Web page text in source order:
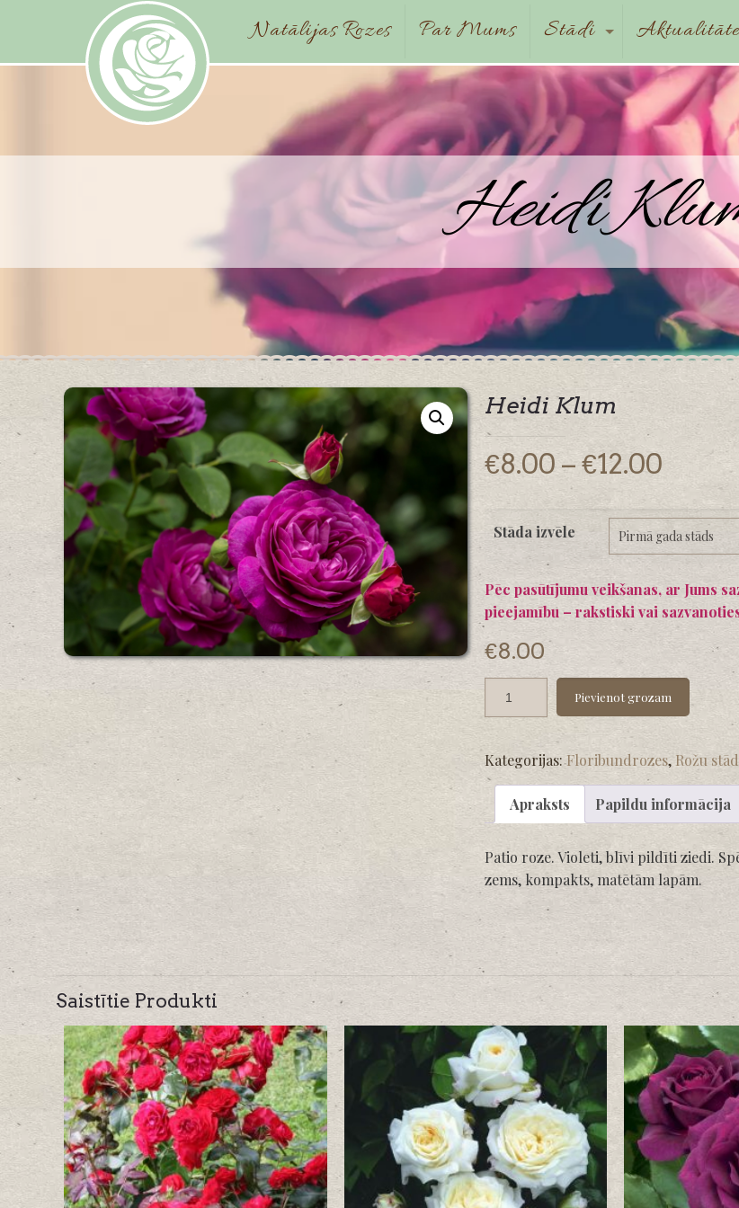
Natālijas Rozes Par Mums Stādi
Heidi
Heidi Klum
€8.00 – €12.00Price
range:
€8.00
Stāda izvēle
Pēc pasūtījumu veikšanas, ar Jums
pieejamību – rakstiski vai
€8.00
Pievienot grozam
Kategorijas:Floribundrozes, Rožu
Apraksts Papildu informācija
Patio roze. Violeti, blīvi pildīti ziedi.
zems, kompakts, matētām lapām.
Saistītie Produkti